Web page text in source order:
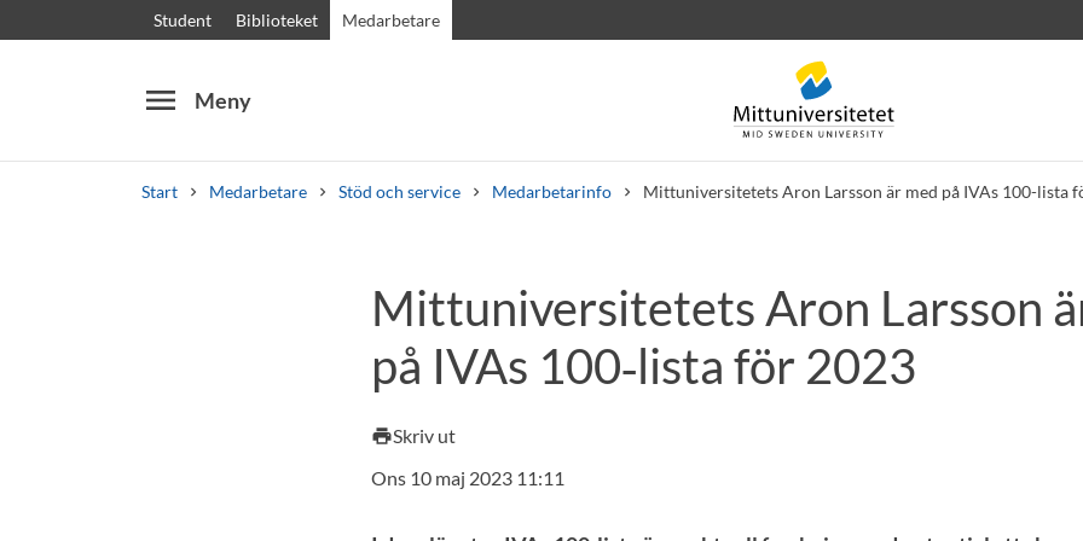
Student Biblioteket Medarbetare
menu Meny
Start Medarbetare Stöd och service Medarbetarinfo Mittuniversitetets Aron Larsson är med på IVAs 100-lista
KursplanerVälkomstbrevPersonalLediga jobb
Mittuniversitetets Aron Larsson
på IVAs 100‑lista för 2023
printSkriv ut
Ons 10 maj 2023 11:11